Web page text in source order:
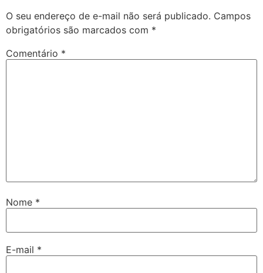
O seu endereço de e-mail não será publicado. Campos
obrigatórios são marcados com *
Comentário *
Nome *
E-mail *